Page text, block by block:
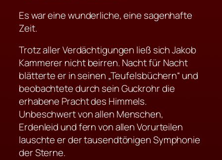
Es war eine wunderliche, eine sagenhafte
Zeit.
Trotz aller Verdächtigungen ließ sich Jakob
Kammerer nicht beirren. Nacht für Nacht
blätterte er in seinen „Teufelsbüchern“ und
beobachtete durch sein Guckrohr die
erhabene Pracht des Himmels.
Unbeschwert von allen Menschen,
Erdenleid und fern von allen Vorurteilen
lauschte er der tausendtönigen Symphonie
der Sterne.